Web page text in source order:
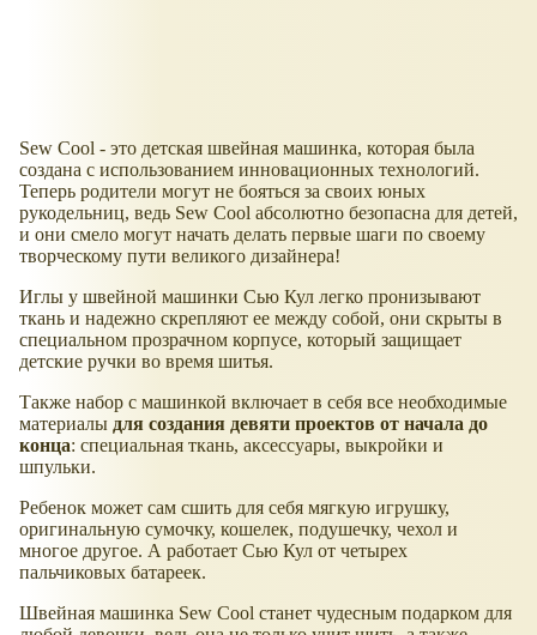
Sew Cool - это детская швейная машинка, которая была
создана с использованием инновационных технологий.
Теперь родители могут не бояться за своих юных
рукодельниц, ведь Sew Cool абсолютно безопасна для детей,
и они смело могут начать делать первые шаги по своему
творческому пути великого дизайнера!
Иглы у швейной машинки Сью Кул легко пронизывают
ткань и надежно скрепляют ее между собой, они скрыты в
специальном прозрачном корпусе, который защищает
детские ручки во время шитья.
Также набор с машинкой включает в себя все необходимые
материалы для создания девяти проектов от начала до
конца: специальная ткань, аксессуары, выкройки и
шпульки.
Ребенок может сам сшить для себя мягкую игрушку,
оригинальную сумочку, кошелек, подушечку, чехол и
многое другое. А работает Сью Кул от четырех
пальчиковых батареек.
Швейная машинка Sew Cool станет чудесным подарком для